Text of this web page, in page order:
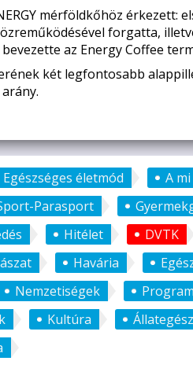
mérföldkőhöz érkezett:
forgatta,
az Energy Coffee
két legfontosabb
Egészséges életmód A
Parasport
Hitélet DVTK
Havária
Nemzetiségek
Kultúra